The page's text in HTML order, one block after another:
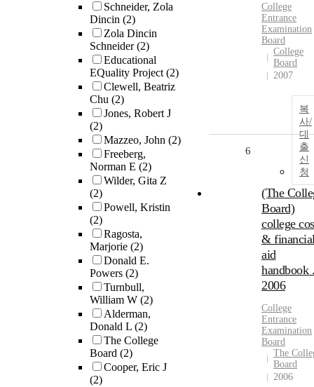
Schneider, Zola
Dincin (2)
Zola Dincin
Schneider(2)
Educational
EQuality Project(2)
Clewell, Beatriz
Chu (2)
Jones, Robert J
(2)
Mazzeo, John (2)
Freeberg,
Norman E (2)
Wilder, Gita Z
(2)
Powell, Kristin
(2)
Ragosta,
Marjorie (2)
Donald E.
Powers (2)
Turnbull,
William W (2)
Alderman,
Donald L (2)
The College
Board (2)
Cooper, Eric J
(2)
College
Entrance
Examination
Board
College
Board
2007
복
사/
대
출
신
청
6
(The
Board)
college
&
aid
handbook .
2006
College
Entrance
Examination
Board
The
Board
2006